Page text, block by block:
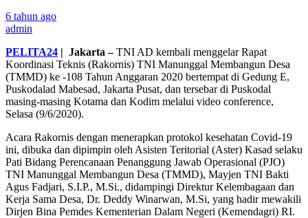
6 tahun ago
admin
PELITA24 | Jakarta –TNI AD kembali menggelar Rapat
Koordinasi Teknis (Rakornis) TNI Manunggal Membangun Desa
(TMMD) ke -108 Tahun Anggaran 2020 bertempat di Gedung E,
Puskodalad Mabesad, Jakarta Pusat, dan tersebar di Puskodal
masing-masing Kotama dan Kodim melalui video conference,
Selasa (9/6/2020).
Acara Rakornis dengan menerapkan protokol kesehatan Covid-19
ini, dibuka dan dipimpin oleh Asisten Teritorial (Aster) Kasad selaku
Pati Bidang Perencanaan Penanggung Jawab Operasional (PJO)
TNI Manunggal Membangun Desa (TMMD), Mayjen TNI Bakti
Agus Fadjari, S.I.P., M.Si., didampingi Direktur Kelembagaan dan
Kerja Sama Desa, Dr. Deddy Winarwan, M.Si, yang hadir mewakili
Dirjen Bina Pemdes Kementerian Dalam Negeri (Kemendagri) RI.